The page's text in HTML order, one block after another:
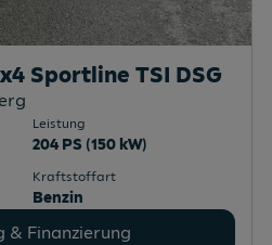
Sportline TSI DSG
Leistung
204 PS (150 kW)
Kraftstoffart
Benzin
& Finanzierung